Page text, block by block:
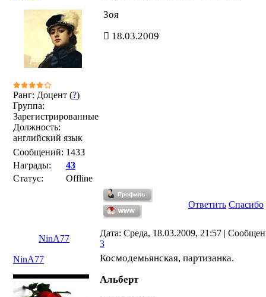
Ранг: Доцент (?)
Группа:
Зарегистрированные
Должность:
английский язык
Сообщений: 1433
Награды:
43
Статус:
Offline
Зоя
18.03.2009
Ответить Спасибо
NinA77
Дата: Среда, 18.03.2009, 21:57 |
3
NinA77
Космодемьянская, партизанка.
Альберт